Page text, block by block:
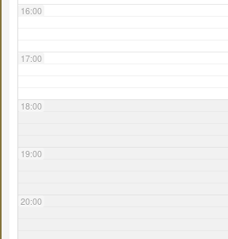
16:00
17:00
18:00
19:00
20:00